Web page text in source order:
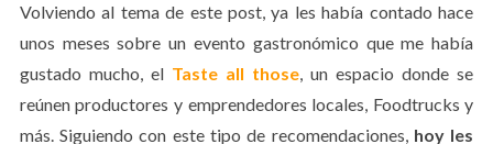
Volviendo al tema de este post, ya les había contado hace
unos meses sobre un evento gastronómico que me había
gustado mucho, el Taste all those, un espacio donde se
reúnen productores y emprendedores locales, Foodtrucks y
más. Siguiendo con este tipo de recomendaciones, hoy les